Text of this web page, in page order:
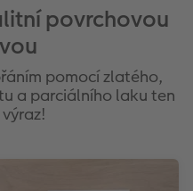
povrchovou
pomocí zlatého,
a parciálního laku ten